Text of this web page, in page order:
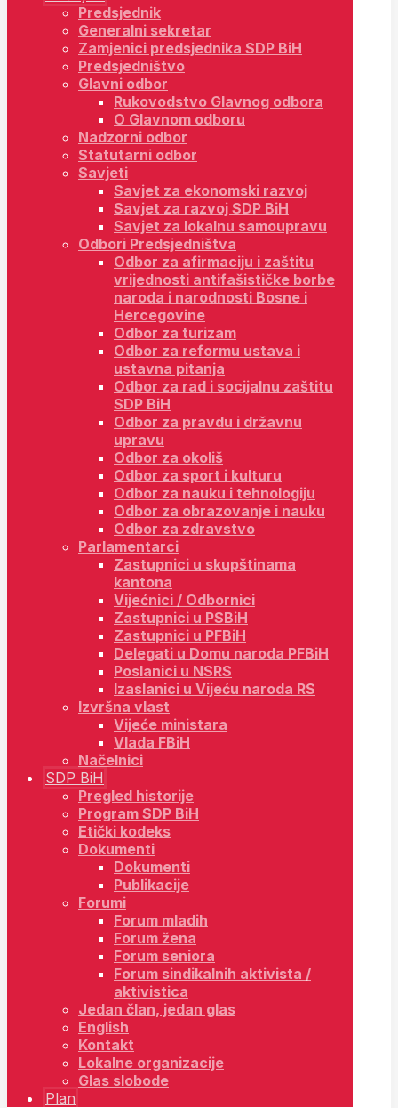
Predsjednik
Generalni sekretar
Zamjenici predsjednika SDP BiH
Predsjedništvo
Glavni odbor
Rukovodstvo Glavnog odbora
O Glavnom odboru
Nadzorni odbor
Statutarni odbor
Savjeti
Savjet za ekonomski razvoj
Savjet za razvoj SDP BiH
Savjet za lokalnu samoupravu
Odbori Predsjedništva
Odbor za afirmaciju i zaštitu
vrijednosti antifašističke borbe
naroda i narodnosti Bosne i
Hercegovine
Odbor za turizam
Odbor za reformu ustava i
ustavna pitanja
Odbor za rad i socijalnu zaštitu
SDP BiH
Odbor za pravdu i državnu
upravu
Odbor za okoliš
Odbor za sport i kulturu
Odbor za nauku i tehnologiju
Odbor za obrazovanje i nauku
Odbor za zdravstvo
Parlamentarci
Zastupnici u skupštinama
kantona
Vijećnici / Odbornici
Zastupnici u PSBiH
Zastupnici u PFBiH
Delegati u Domu naroda PFBiH
Poslanici u NSRS
Izaslanici u Vijeću naroda RS
Izvršna vlast
Vijeće ministara
Vlada FBiH
Načelnici
SDP BiH
Pregled historije
Program SDP BiH
Etički kodeks
Dokumenti
Dokumenti
Publikacije
Forumi
Forum mladih
Forum žena
Forum seniora
Forum sindikalnih aktivista /
aktivistica
Jedan član, jedan glas
English
Kontakt
Lokalne organizacije
Glas slobode
Plan